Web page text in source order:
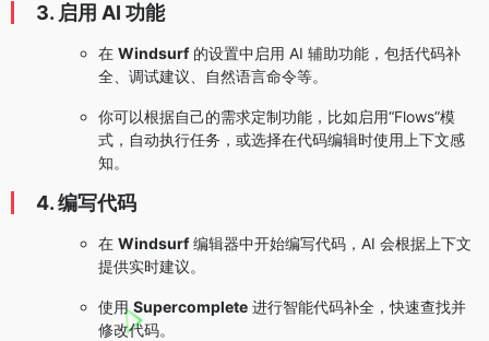
3. 启用 AI 功能
在 Windsurf的设置中启用 AI 辅助功能，包括代码补
全、调试建议、自然语言命令等。
你可以根据自己的需求定制功能，比如启用“Flows”模
式，自动执行任务，或选择在代码编辑时使用上下文感
知。
4. 编写代码
在 Windsurf编辑器中开始编写代码，AI 会根据上下文
提供实时建议。
使用Supercomplete 进行智能代码补全，快速查找并
修改代码。